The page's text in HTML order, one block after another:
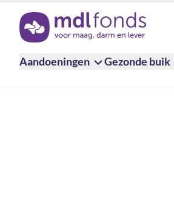
Terug naar de homepage
Aandoeningen Gezonde buik